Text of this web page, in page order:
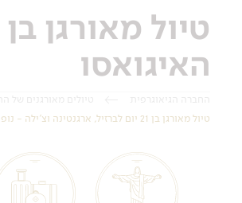
האיגואסו
טיול מאורגן בן 21 יום לברזיל, ארגנטינה וצ'ילה - נופי פטגוניה ומפלי האיגואסו